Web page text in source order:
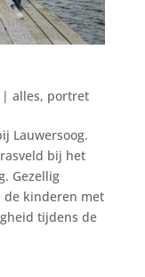
alles, portret
Lauwersoog.
bij het
Gezellig
de kinderen met
tijdens de